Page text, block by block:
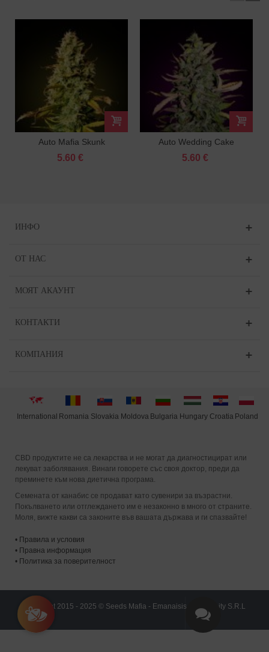
Auto Mafia Skunk
Feminized
5.60 €
Auto Wedding Cake
Feminized
5.60 €
ИНФО
ОТ НАС
МОЯТ АКАУНТ
КОНТАКТИ
КОМПАНИЯ
International Romania Slovakia Moldova Bulgaria Hungary Croatia Poland
CBD продуктите не са лекарства и не могат да диагностицират или
лекуват заболявания. Винаги говорете със своя доктор, преди да
преминете към нова диетична програма.
Семената от канабис се продават като сувенири за възрастни.
Покълването или отглеждането им е незаконно в много от страните.
Моля, вижте какви са законите във вашата държава и ги спазвайте!
• Правила и условия
• Правна информация
• Политика за поверителност
Copyright 2015 - 2025 © Seeds Mafia - Emanaisis Community S.R.L